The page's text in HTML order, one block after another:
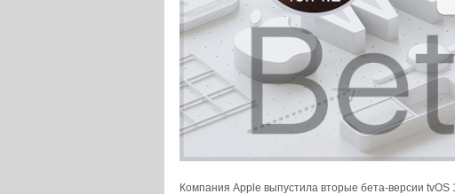
Компания Apple выпустила вторые бета-версии